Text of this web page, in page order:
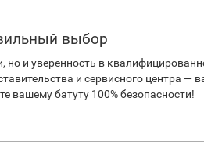
выбор
но и уверенность в
и сервисного центра —
вашему батуту 100% безопасности!